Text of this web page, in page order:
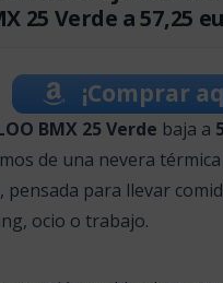
25 Verde a 57,25
¡Comprar
BMX 25 Verde baja a
de una nevera
, pensada para llevar
ocio o trabajo.